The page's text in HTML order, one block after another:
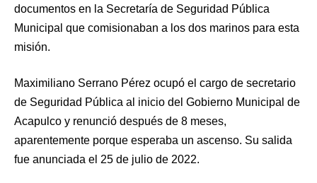
documentos en la Secretaría de Seguridad Pública
Municipal que comisionaban a los dos marinos para esta
misión.
Maximiliano Serrano Pérez ocupó el cargo de secretario
de Seguridad Pública al inicio del Gobierno Municipal de
Acapulco y renunció después de 8 meses,
aparentemente porque esperaba un ascenso. Su salida
fue anunciada el 25 de julio de 2022.